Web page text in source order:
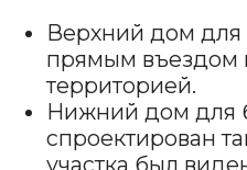
Архитектурно виллы
современный стиль и
материалы, но каждая
своего владельца:
Дом сестры — с
барнхауса.
Дом брата — в чистом